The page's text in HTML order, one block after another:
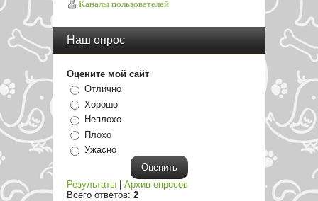
Каналы пользователей
Наш опрос
Оцените мой сайт
Отлично
Хорошо
Неплохо
Плохо
Ужасно
Результаты
Архив опросов
Всего ответов: 2